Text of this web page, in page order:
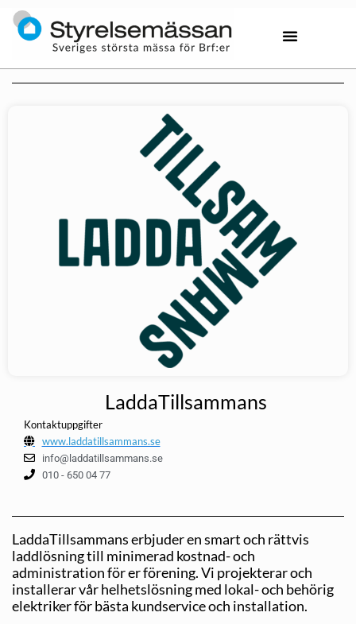
LaddaTillsammans
Kontaktuppgifter
www.laddatillsammans.se
info@laddatillsammans.se
010 - 650 04 77
LaddaTillsammans erbjuder en smart och rättvis
laddlösning till minimerad kostnad- och
administration för er förening. Vi projekterar och
installerar vår helhetslösning med lokal- och behörig
elektriker för bästa kundservice och installation.